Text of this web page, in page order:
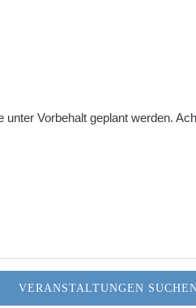
Vorbehalt geplant werden.
VERANSTALTUNGEN